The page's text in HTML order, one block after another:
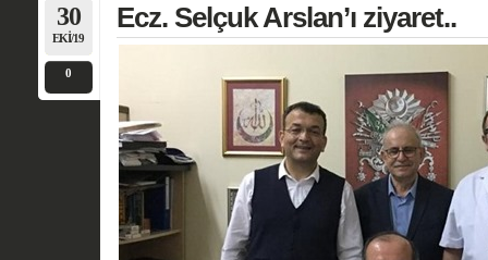
30
EKI/19
0
Ecz. Selçuk Arslan’ı ziyaret..